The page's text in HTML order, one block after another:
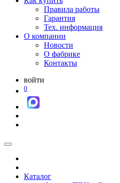
Правила работы
Гарантия
Тех. информация
О компании
Новости
О фабрике
Контакты
войти
0
Каталог